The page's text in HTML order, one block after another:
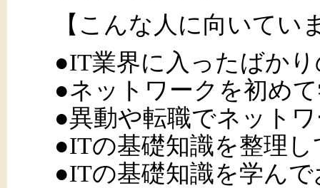
【こんな人に向いてい
●IT業界に入ったばか
●ネットワークを初め
●異動や転職でネット
●ITの基礎知識を整理
●ITの基礎知識を学ん